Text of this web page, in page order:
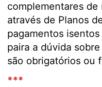
complementares de
através de Planos
pagamentos
paira a dúvida
são obrigatórios ou
***